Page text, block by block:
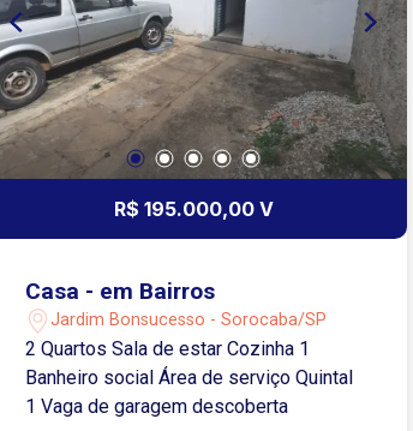
R$ 195.000,00 V
Casa - em Bairros
Jardim Bonsucesso - Sorocaba/SP
2 Quartos Sala de estar Cozinha 1
Banheiro social Área de serviço Quintal
1 Vaga de garagem descoberta